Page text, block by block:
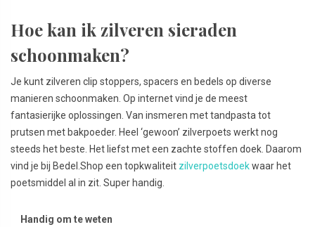
Hoe kan ik zilveren sieraden
schoonmaken?
Je kunt zilveren clip stoppers, spacers en bedels op diverse
manieren schoonmaken. Op internet vind je de meest
fantasierijke oplossingen. Van insmeren met tandpasta tot
prutsen met bakpoeder. Heel ‘gewoon’ zilverpoets werkt nog
steeds het beste. Het liefst met een zachte stoffen doek. Daarom
vind je bij Bedel.Shop een topkwaliteit zilverpoetsdoekwaar het
poetsmiddel al in zit. Super handig.
Handig om te weten